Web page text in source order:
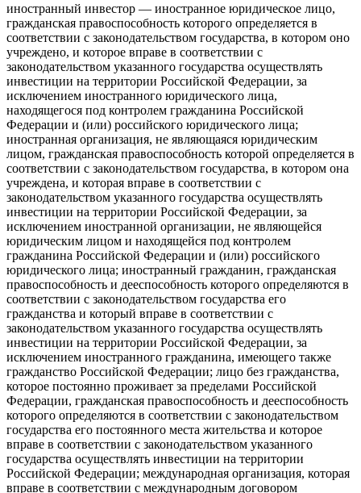
иностранный инвестор — иностранное юридическое лицо,
гражданская правоспособность которого определяется в
соответствии с законодательством государства, в котором оно
учреждено, и которое вправе в соответствии с
законодательством указанного государства осуществлять
инвестиции на территории Российской Федерации, за
исключением иностранного юридического лица,
находящегося под контролем гражданина Российской
Федерации и (или) российского юридического лица;
иностранная организация, не являющаяся юридическим
лицом, гражданская правоспособность которой определяется в
соответствии с законодательством государства, в котором она
учреждена, и которая вправе в соответствии с
законодательством указанного государства осуществлять
инвестиции на территории Российской Федерации, за
исключением иностранной организации, не являющейся
юридическим лицом и находящейся под контролем
гражданина Российской Федерации и (или) российского
юридического лица; иностранный гражданин, гражданская
правоспособность и дееспособность которого определяются в
соответствии с законодательством государства его
гражданства и который вправе в соответствии с
законодательством указанного государства осуществлять
инвестиции на территории Российской Федерации, за
исключением иностранного гражданина, имеющего также
гражданство Российской Федерации; лицо без гражданства,
которое постоянно проживает за пределами Российской
Федерации, гражданская правоспособность и дееспособность
которого определяются в соответствии с законодательством
государства его постоянного места жительства и которое
вправе в соответствии с законодательством указанного
государства осуществлять инвестиции на территории
Российской Федерации; международная организация, которая
вправе в соответствии с международным договором